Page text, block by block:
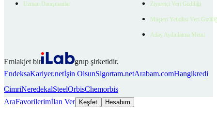
Uzman Danışmanlar Ziyaretçi Veri Gizliliği
Müşteri Yetkilisi Veri
Aday Aydınlatma Metni
Emlakjet bir
grup şirketidir.
EndeksaKariyer.netİşin OlsunSigortam.netArabam.comHangikredi
CimriNeredekalSteelOrbisChemorbis
AraFavorilerimİlan Ver Keşfet Hesabım